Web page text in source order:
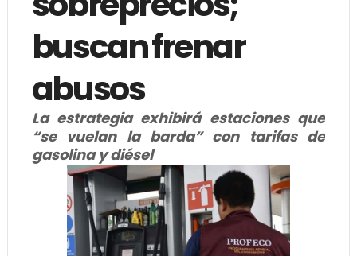
buscan frenar
abusos
La estrategia exhibirá estaciones que
“se vuelan la barda” con tarifas de
gasolina y diésel